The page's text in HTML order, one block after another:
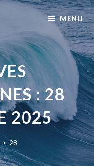
MENU
: 28
2025
> 28